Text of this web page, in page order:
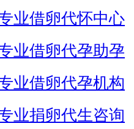
业借卵代怀中心
业借卵代孕助孕
业借卵代孕机构
业捐卵代生咨询